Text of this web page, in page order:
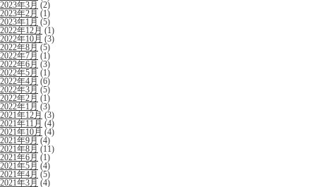
2023年3月 (2)
2023年2月 (1)
2023年1月 (5)
2022年12月(1)
2022年10月 (3)
2022年8月 (5)
2022年7月 (1)
2022年6月 (3)
2022年5月 (1)
2022年4月 (6)
2022年3月 (5)
2022年2月 (1)
2022年1月 (3)
2021年12月(3)
2021年11月 (4)
2021年10月 (4)
2021年9月 (4)
2021年8月 (11)
2021年6月 (1)
2021年5月 (4)
2021年4月 (5)
2021年3月 (4)